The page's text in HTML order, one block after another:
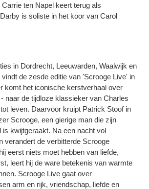
ten Napel keert terug als
is soliste in het koor van Carol
in Dordrecht, Leeuwarden, Waalwijk en
de zesde editie van 'Scrooge Live' in
komt het iconische kerstverhaal over
naar de tijdloze klassieker van Charles
leven. Daarvoor kruipt Patrick Stoof in
Scrooge, een gierige man die zijn
is kwijtgeraakt. Na een nacht vol
verandert de verbitterde Scrooge
eerst niets moet hebben van liefde,
leert hij de ware betekenis van warmte
Scrooge Live gaat over
arm en rijk, vriendschap, liefde en